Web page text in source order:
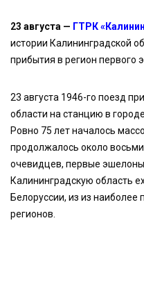
23 августа — ГТРК
истории Калининградской
прибытия в регион первого
23 августа 1946-го поезд
области на станцию в
Ровно 75 лет началось
продолжалось около
очевидцев, первые
Калининградскую область
Белоруссии, из из
регионов.